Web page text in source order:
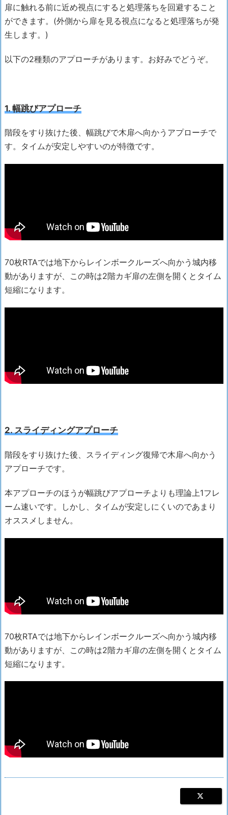
扉に触れる前に近め視点にすると処理落ちを回避すること
ができます。(外側から扉を見る視点になると処理落ちが発
生します。)
以下の2種類のアプローチがあります。お好みでどうぞ。
1. 幅跳びアプローチ
階段をすり抜けた後、幅跳びで木扉へ向かうアプローチで
す。タイムが安定しやすいのが特徴です。
70枚RTAでは地下からレインボークルーズへ向かう城内移
動がありますが、この時は2階カギ扉の左側を開くとタイム
短縮になります。
2. スライディングアプローチ
階段をすり抜けた後、スライディング復帰で木扉へ向かう
アプローチです。
本アプローチのほうが幅跳びアプローチよりも理論上1フレ
ーム速いです。しかし、タイムが安定しにくいのであまり
オススメしません。
70枚RTAでは地下からレインボークルーズへ向かう城内移
動がありますが、この時は2階カギ扉の左側を開くとタイム
短縮になります。